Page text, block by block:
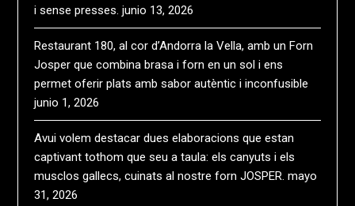
i sense presses. junio 13, 2026
Restaurant 180, al cor d’Andorra la Vella, amb un Forn
Josper que combina brasa i forn en un sol i ens
permet oferir plats amb sabor autèntic i inconfusible
junio 1, 2026
Avui volem destacar dues elaboracions que estan
captivant tothom que seu a taula: els canyuts i els
musclos gallecs, cuinats al nostre forn JOSPER. mayo
31, 2026